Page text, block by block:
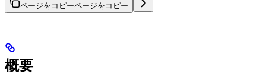
ページをコピーページをコピー
概要